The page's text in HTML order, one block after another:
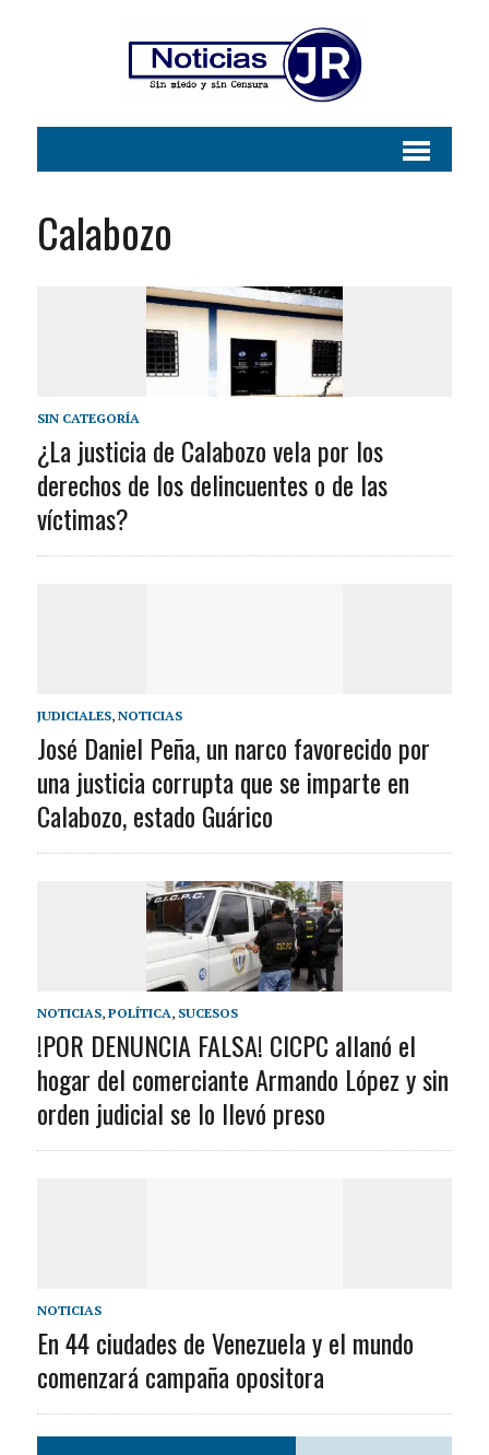
Calabozo
SIN CATEGORÍA
¿La justicia de Calabozo vela por los
derechos de los delincuentes o de las
víctimas?
JUDICIALES, NOTICIAS
José Daniel Peña, un narco favorecido por
una justicia corrupta que se imparte en
Calabozo, estado Guárico
NOTICIAS, POLÍTICA, SUCESOS
!POR DENUNCIA FALSA! CICPC allanó el
hogar del comerciante Armando López y sin
orden judicial se lo llevó preso
NOTICIAS
En 44 ciudades de Venezuela y el mundo
comenzará campaña opositora